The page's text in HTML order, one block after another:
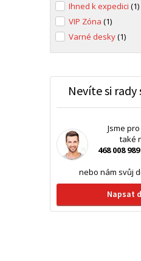
Ihned k expedici (1)
VIP Zóna (1)
Varné desky(1)
Nevíte si rady
Jsme
také
468 008 989
nebo nám svůj
Napsat